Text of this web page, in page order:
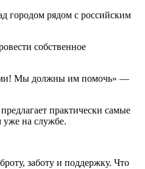
городом рядом с российским
собственное
Мы должны им помочь» —
практически самые
уже на службе.
заботу и поддержку. Что